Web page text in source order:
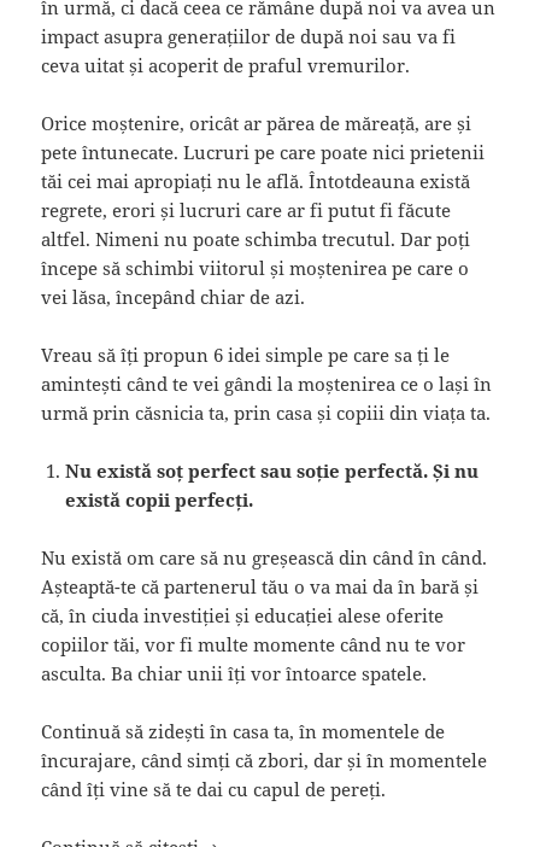
în urmă, ci dacă ceea ce rămâne după noi va avea un
impact asupra generațiilor de după noi sau va fi
ceva uitat și acoperit de praful vremurilor.
Orice moștenire, oricât ar părea de măreață, are și
pete întunecate. Lucruri pe care poate nici prietenii
tăi cei mai apropiați nu le află. Întotdeauna există
regrete, erori și lucruri care ar fi putut fi făcute
altfel. Nimeni nu poate schimba trecutul. Dar poți
începe să schimbi viitorul și moștenirea pe care o
vei lăsa, începând chiar de azi.
Vreau să îți propun 6 idei simple pe care sa ți le
amintești când te vei gândi la moștenirea ce o lași în
urmă prin căsnicia ta, prin casa și copiii din viața ta.
Nu există soț perfect sau soție perfectă. Și nu
există copii perfecți.
Nu există om care să nu greșească din când în când.
Așteaptă-te că partenerul tău o va mai da în bară și
că, în ciuda investiției și educației alese oferite
copiilor tăi, vor fi multe momente când nu te vor
asculta. Ba chiar unii îți vor întoarce spatele.
Continuă să zidești în casa ta, în momentele de
încurajare, când simți că zbori, dar și în momentele
când îți vine să te dai cu capul de pereți.